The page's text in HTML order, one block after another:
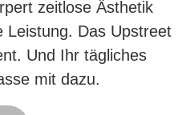
zeitlose Ästhetik
Leistung. Das Upstreet
Und Ihr tägliches
mit dazu.